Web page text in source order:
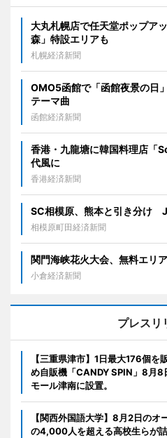
大丸札幌店で任天堂ポップア
森」特設エリアも
札幌経済新聞
OMO5函館で「函館夜景の日
テーマ曲
函館経済新聞
香港・九龍塘に韓国料理店
代風に
香港経済新聞
SC相模原、熊本と引き分け
相模原町田経済新聞
関門海峡花火大会、無料エリ
小倉経済新聞
プレスリ
【三重県津市】1日最大176個
め自販機「CANDY SPIN」8月8
モール津南に設置。
【関西外国語大学】8月2日の
の4,000人を超える高校生らが